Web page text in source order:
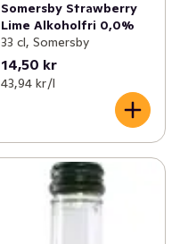
Somersby Strawberry
Lime Alkoholfri 0,0%
33 cl, Somersby
14,50 kr
43,94 kr /l